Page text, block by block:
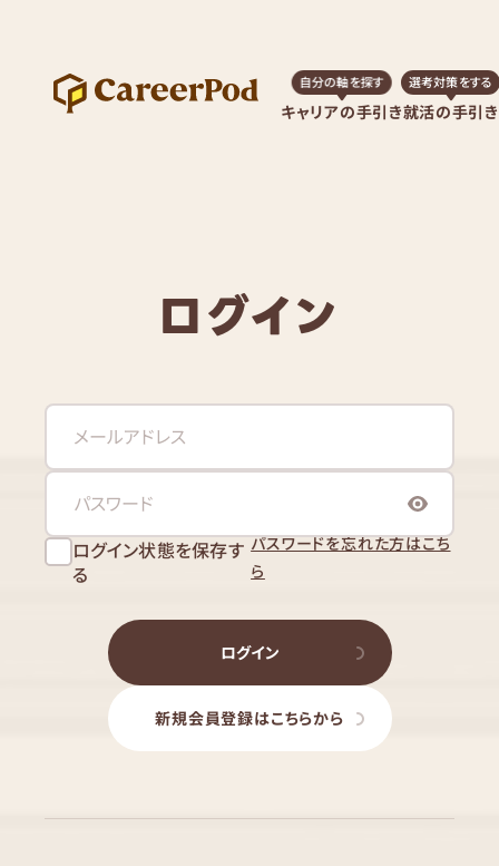
キャリアの手引き
自分の軸を探す
就活の手引き
選考対策をする
ログイン
ログイン状態を保存す
る
パスワードを忘れた方はこち
ら
ログイン
新規会員登録はこちらから